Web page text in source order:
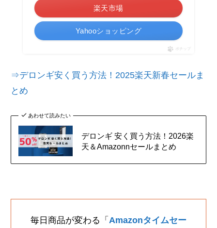
楽天市場
Yahooショッピング
ポチップ
⇒デロンギ安く買う方法！2025楽天新春セールま
とめ
あわせて読みたい
デロンギ 安く買う方法！2026楽
天＆Amazonnセールまとめ
毎日商品が変わる「 Amazonタイムセー